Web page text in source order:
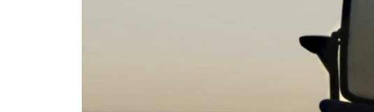
SIGN IN WITH SSO
Passwort vergessen
Deutschland
Select